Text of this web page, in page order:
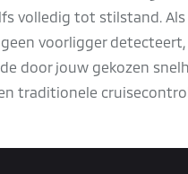
volledig tot stilstand. Als
voorligger detecteert,
door jouw gekozen
traditionele